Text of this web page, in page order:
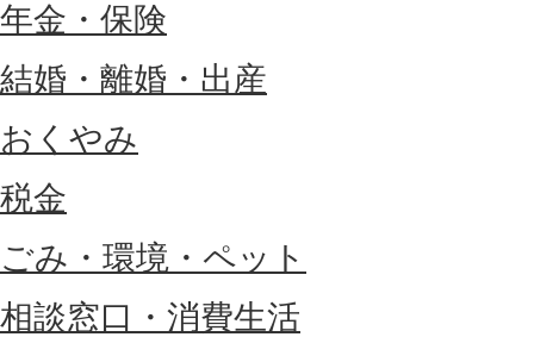
年金・保険
結婚・離婚・出産
おくやみ
税金
ごみ・環境・ペット
相談窓口・消費生活